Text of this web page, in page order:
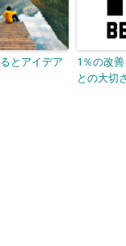
とアイデア
1％の改
との大切